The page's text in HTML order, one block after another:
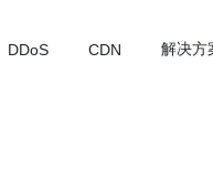
DDoS CDN 解决方